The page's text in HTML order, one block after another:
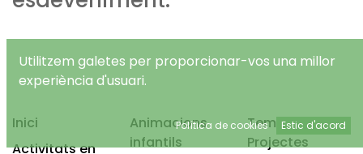
Inici
Activitats en
Animacions
infantils
Temps Lliure
Projectes
Utilitzem galetes per proporcionar-vos una millor
experiència d'usuari.
Política de cookies Estic d'acord